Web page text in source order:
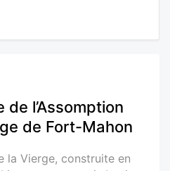
de l’Assomption
de Fort-Mahon
la Vierge, construite en